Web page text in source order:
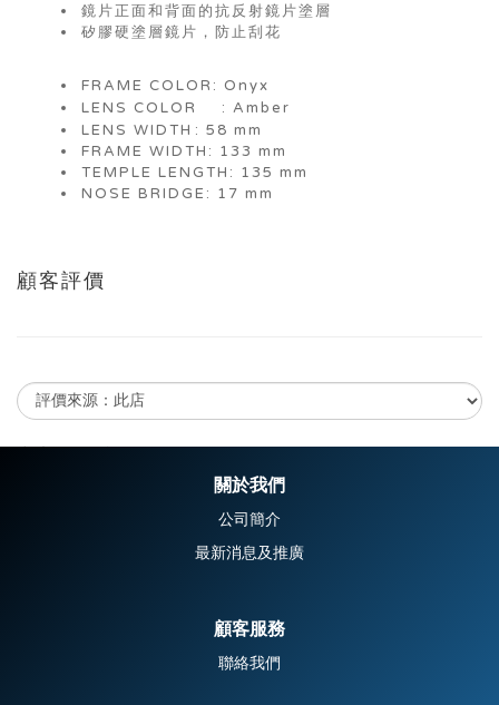
鏡片正面和背面的抗反射鏡片塗層
矽膠硬塗層鏡片，防止刮花
FRAME COLOR: Onyx
LENS COLOR
: Amber
LENS WIDTH : 58 mm
FRAME WIDTH: 133 mm
TEMPLE LENGTH: 135 mm
NOSE BRIDGE: 17 mm
顧客評價
關於我們
公司簡介
最新消息及推廣
顧客服務
聯絡我們